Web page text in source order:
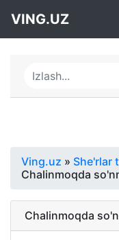
VING.UZ
Ving.uz » She'rlar
Chalinmoqda
Chalinmoqda